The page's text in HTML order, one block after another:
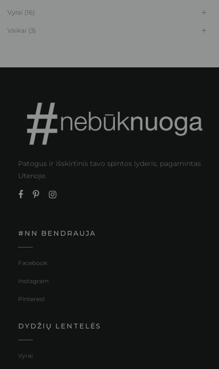
Vyrai (16)
Vaikai (3)
Patogus ir išskirtinis tavo spintos lyderis, pagamintas
Utenoje.
#NN BENDRAUJA
Facebook
Instagram
Pinterest
DYDŽIŲ LENTELĖS
Vyrai